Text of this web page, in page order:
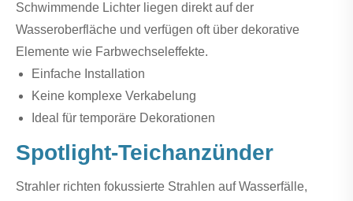
Schwimmende Lichter liegen direkt auf der
Wasseroberfläche und verfügen oft über dekorative
Elemente wie Farbwechseleffekte.
Einfache Installation
Keine komplexe Verkabelung
Ideal für temporäre Dekorationen
Spotlight-Teichanzünder
Strahler richten fokussierte Strahlen auf Wasserfälle,